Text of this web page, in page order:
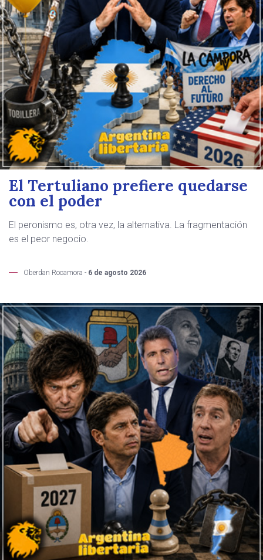
El Tertuliano prefiere quedarse
con el poder
El peronismo es, otra vez, la alternativa. La fragmentación
es el peor negocio.
Oberdan Rocamora - 6 de agosto 2026